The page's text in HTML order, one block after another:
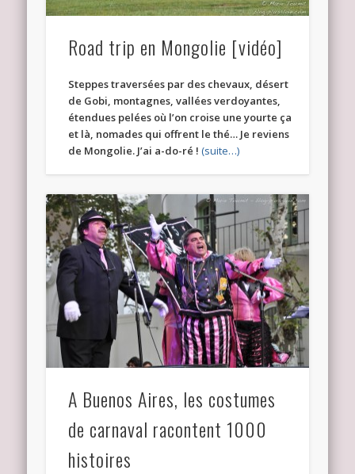
Road trip en Mongolie [vidéo]
Steppes traversées par des chevaux, désert
de Gobi, montagnes, vallées verdoyantes,
étendues pelées où l’on croise une yourte ça
et là, nomades qui offrent le thé… Je reviens
de Mongolie. J’ai a-do-ré ! (suite…)
A Buenos Aires, les costumes
de carnaval racontent 1000
histoires